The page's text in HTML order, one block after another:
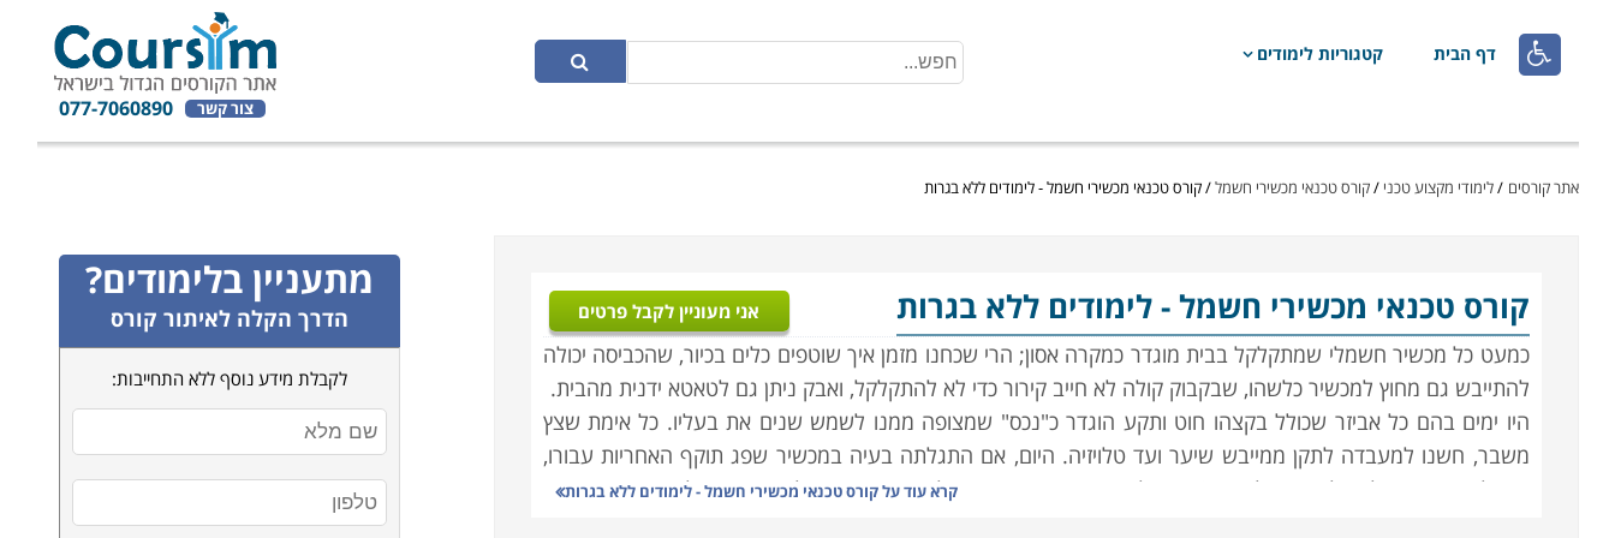
 דף הבית קטגוריות לימודים
צור קשר 077-7060890
אתר קורסים /לימודי מקצוע טכני /קורס טכנאי מכשירי חשמל/קורס טכנאי מכשירי חשמל - לימודים ללא בגרות
קורס טכנאי מכשירי חשמל- לימודים ללא בגרות אני מעוניין לקבל פרטים
כמעט כל מכשיר חשמלי שמתקלקל בבית מוגדר כמקרה אסון; הרי שכחנו מזמן איך שוטפים כלים בכיור, שהכביסה יכולה
להתייבש גם מחוץ למכשיר כלשהו, שבקבוק קולה לא חייב קירור כדי לא להתקלקל, ואבק ניתן גם לטאטא ידנית מהבית.
היו ימים בהם כל אביזר שכולל בקצהו חוט ותקע הוגדר כ"נכס" שמצופה ממנו לשמש שנים את בעליו. כל אימת שצץ
משבר, חשנו למעבדה לתקן ממייבש שיער ועד טלויזיה. היום, אם התגלתה בעיה במכשיר שפג תוקף האחריות עבורו,
נשאלת מיד השאלה "לתקן או לשדרג?". תהליכים משונים עוברים על מכשירי החשמל הביתיים שלנו; מצד אחד הם
קרא עוד עלקורס טכנאי מכשירי חשמל - לימודים ללא בגרות
מתעניין בלימודים?
הדרך הקלה לאיתור קורס
לקבלת מידע נוסף ללא התחייבות: